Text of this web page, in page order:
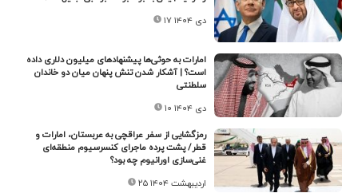
۱۷ دی ۱۴۰۴
امارات به حوثی‌ها پیشنهادهای میلیون دلاری داده
است؟ | آشکار شدن تنش پنهان میان دو خاندان
سلطنتی
۱۰ دی ۱۴۰۴
رمزگشایی از سفر عراقچی به عربستان، امارات و
قطر/ پشت پرده ماجرای کنسرسیوم منطقه‌ای
غنی‌سازی اورانیوم چه بود؟
۲۵ اردیبهشت ۱۴۰۴